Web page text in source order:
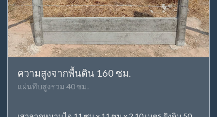
ความสูงจากพื้นดิน 160 ซม.
แผ่นทึบสูงรวม 40 ซม.